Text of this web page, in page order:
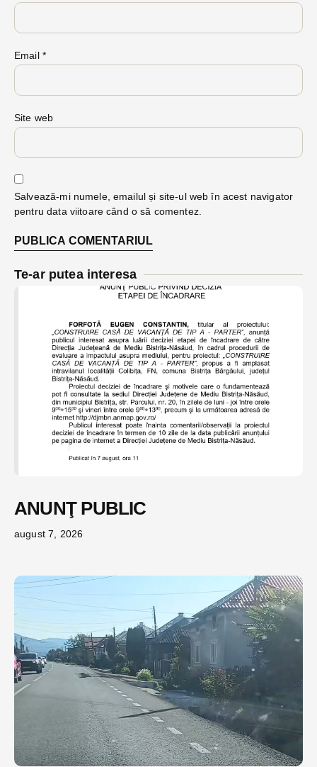
Email *
Site web
Salvează-mi numele, emailul și site-ul web în acest navigator
pentru data viitoare când o să comentez.
Te-ar putea interesa
ANUNŢ PUBLIC
august 7, 2026